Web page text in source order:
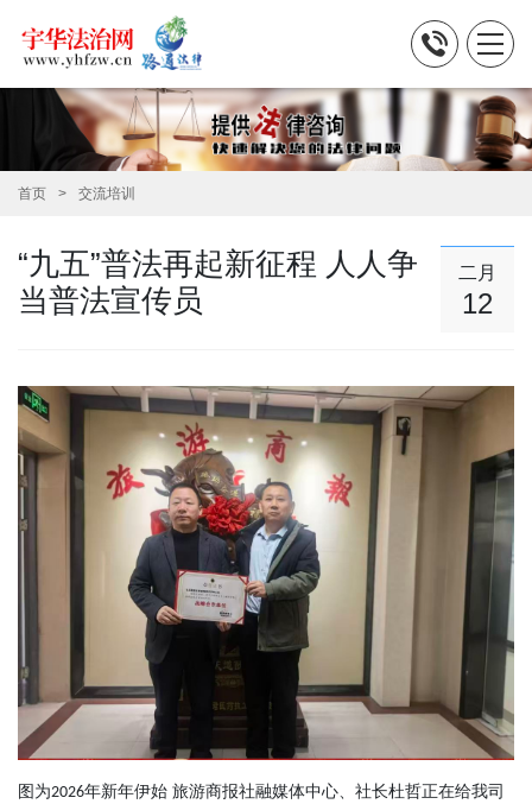
首页 交流培训
“九五”普法再起新征程 人人争
当普法宣传员
二月
12
图为2026年新年伊始 旅游商报社融媒体中心、社长杜哲正在给我司